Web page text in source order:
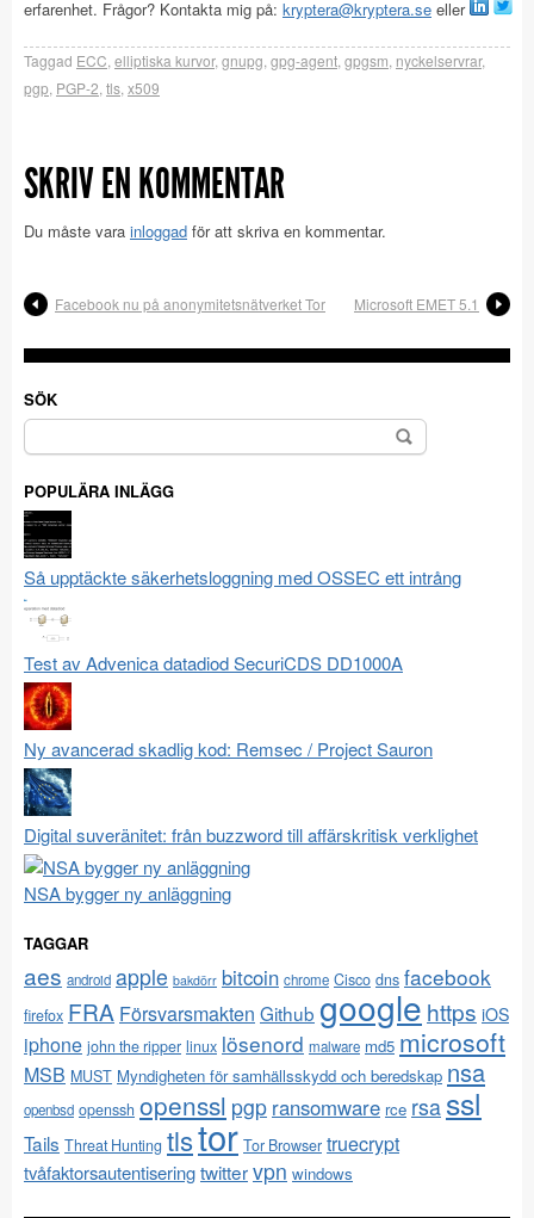
erfarenhet. Frågor? Kontakta mig på: kryptera@kryptera.se eller
Taggad ECC elliptiska kurvor, gnupg gpg-agent gpgsm nyckelservrar,
pgp PGP-2 tls x509
SKRIV EN KOMMENTAR
Du måste vara inloggad för att skriva en kommentar.
Facebook nu på anonymitetsnätverket Tor Microsoft EMET 5.1
SÖK
Sök
efter:
POPULÄRA INLÄGG
Så upptäckte säkerhetsloggning med OSSEC ett intrång
Test av Advenica datadiod SecuriCDS DD1000A
Ny avancerad skadlig kod: Remsec / Project Sauron
Digital suveränitet: från buzzword till affärskritisk verklighet
NSA bygger ny anläggning
TAGGAR
aes android apple bakdörr bitcoin chrome Cisco dns facebook
firefox FRA Försvarsmakten Github google https iOS
iphone john the ripper linux lösenord malware md5 microsoft
MSB MUST Myndigheten för samhällsskydd och beredskap nsa
openbsd openssh openssl pgp ransomware rce rsa ssl
Tails Threat Hunting tlstor Tor Browser truecrypt
tvåfaktorsautentiseringtwittervpn windows